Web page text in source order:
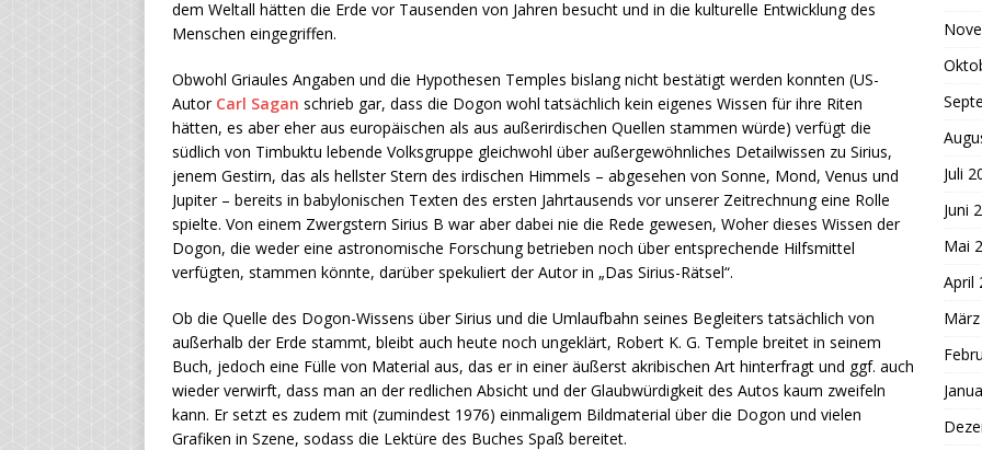
dem Weltall hätten die Erde vor Tausenden von Jahren besucht und in die kulturelle Entwicklung des
Menschen eingegriffen.
Obwohl Griaules Angaben und die Hypothesen Temples bislang nicht bestätigt werden konnten (US-
Autor Carl Sagan schrieb gar, dass die Dogon wohl tatsächlich kein eigenes Wissen für ihre Riten
hätten, es aber eher aus europäischen als aus außerirdischen Quellen stammen würde) verfügt die
südlich von Timbuktu lebende Volksgruppe gleichwohl über außergewöhnliches Detailwissen zu Sirius,
jenem Gestirn, das als hellster Stern des irdischen Himmels – abgesehen von Sonne, Mond, Venus und
Jupiter – bereits in babylonischen Texten des ersten Jahrtausends vor unserer Zeitrechnung eine Rolle
spielte. Von einem Zwergstern Sirius B war aber dabei nie die Rede gewesen, Woher dieses Wissen der
Dogon, die weder eine astronomische Forschung betrieben noch über entsprechende Hilfsmittel
verfügten, stammen könnte, darüber spekuliert der Autor in „Das Sirius-Rätsel“.
Ob die Quelle des Dogon-Wissens über Sirius und die Umlaufbahn seines Begleiters tatsächlich von
außerhalb der Erde stammt, bleibt auch heute noch ungeklärt, Robert K. G. Temple breitet in seinem
Buch, jedoch eine Fülle von Material aus, das er in einer äußerst akribischen Art hinterfragt und ggf. auch
wieder verwirft, dass man an der redlichen Absicht und der Glaubwürdigkeit des Autos kaum zweifeln
kann. Er setzt es zudem mit (zumindest 1976) einmaligem Bildmaterial über die Dogon und vielen
Grafiken in Szene, sodass die Lektüre des Buches Spaß bereitet.
Juli
Juni
Mai
April